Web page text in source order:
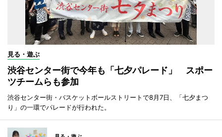
見る・遊ぶ
渋谷センター街で今年も「七夕パレード」 スポー
ツチームらも参加
渋谷センター街・バスケットボールストリートで8月7日、「七夕まつ
り」の一環でパレードが行われた。